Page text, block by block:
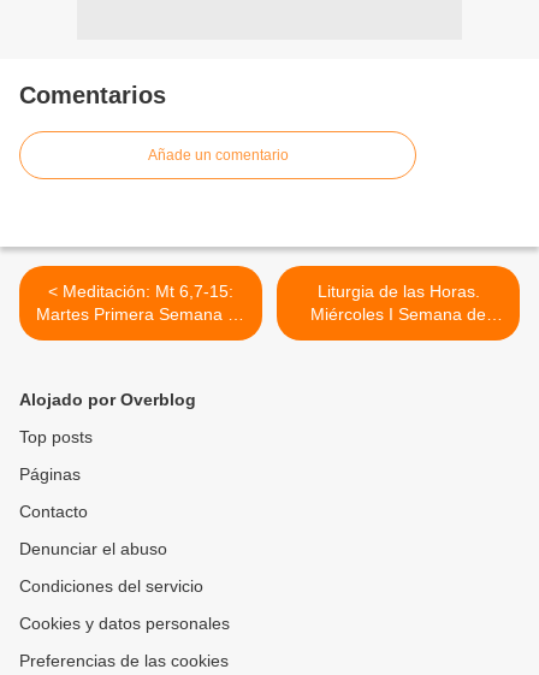
Comentarios
Añade un comentario
< Meditación: Mt 6,7-15:
Martes Primera Semana de
Cuaresma: Ciclo A. 11 de
Liturgia de las Horas.
Miércoles I Semana de
Cuaresma. Ciclo A. 12 de
Alojado por Overblog
Top posts
Páginas
Contacto
Denunciar el abuso
Condiciones del servicio
Cookies y datos personales
Preferencias de las cookies